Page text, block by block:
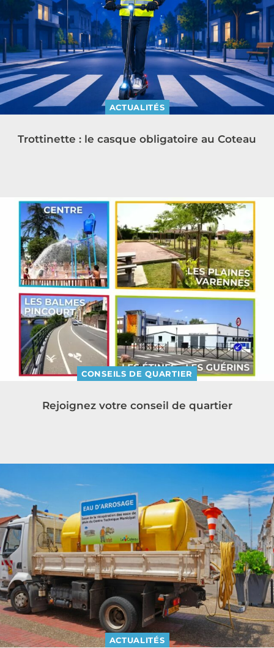
ACTUALITÉS
Trottinette : le casque obligatoire au Coteau
CONSEILS DE QUARTIER
Rejoignez votre conseil de quartier
ACTUALITÉS